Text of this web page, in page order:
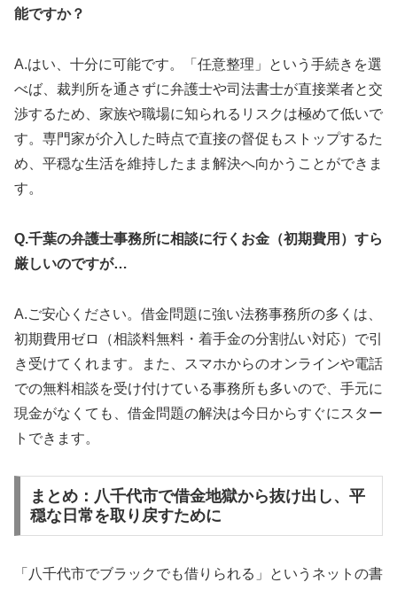
能ですか？
A.はい、十分に可能です。「任意整理」という手続きを選
べば、裁判所を通さずに弁護士や司法書士が直接業者と交
渉するため、家族や職場に知られるリスクは極めて低いで
す。専門家が介入した時点で直接の督促もストップするた
め、平穏な生活を維持したまま解決へ向かうことができま
す。
Q.千葉の弁護士事務所に相談に行くお金（初期費用）すら
厳しいのですが…
A.ご安心ください。借金問題に強い法務事務所の多くは、
初期費用ゼロ（相談料無料・着手金の分割払い対応）で引
き受けてくれます。また、スマホからのオンラインや電話
での無料相談を受け付けている事務所も多いので、手元に
現金がなくても、借金問題の解決は今日からすぐにスター
トできます。
まとめ：八千代市で借金地獄から抜け出し、平
穏な日常を取り戻すために
「八千代市でブラックでも借りられる」というネットの書